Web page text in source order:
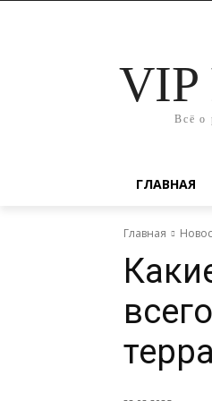
Всё о
ГЛАВНАЯ
Главная